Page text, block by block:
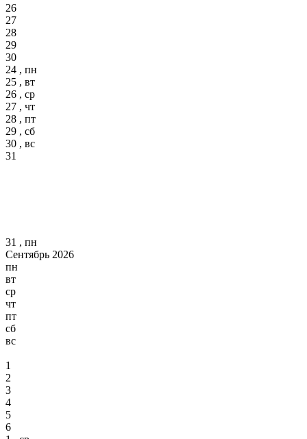
26
27
28
29
30
24 , пн
25 , вт
26 , ср
27 , чт
28 , пт
29 , сб
30 , вс
31
31 , пн
Сентябрь 2026
пн
вт
ср
чт
пт
сб
вс
1
2
3
4
5
6